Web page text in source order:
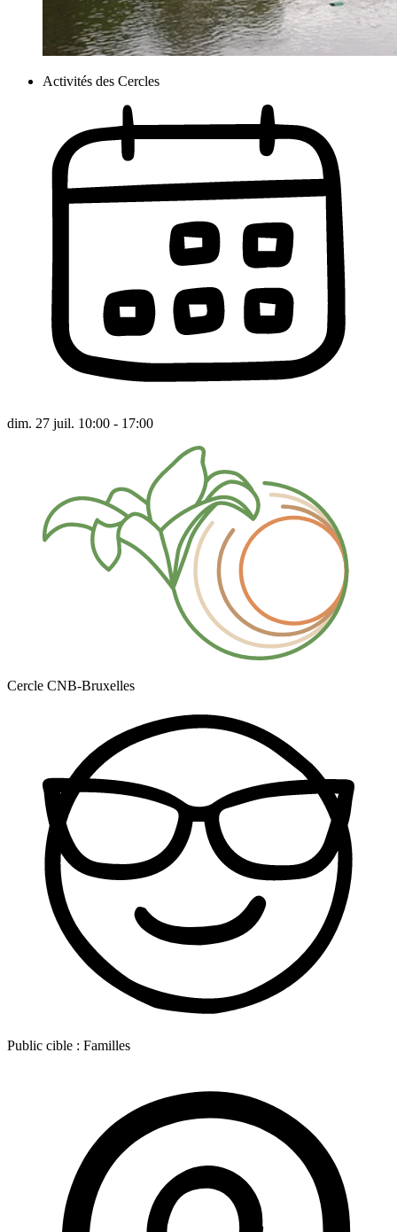
Activités des Cercles
dim. 27 juil. 10:00 - 17:00
Cercle CNB-Bruxelles
Public cible : Familles